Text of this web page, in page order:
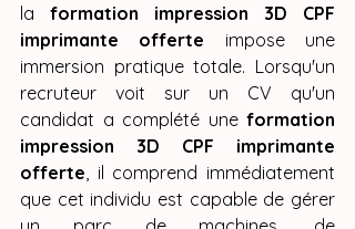
la formation impression 3D CPF
imprimante offerte impose une
immersion pratique totale. Lorsqu'un
recruteur voit sur un CV qu'un
candidat a complété une formation
impression 3D CPF imprimante
offerte, il comprend immédiatement
que cet individu est capable de gérer